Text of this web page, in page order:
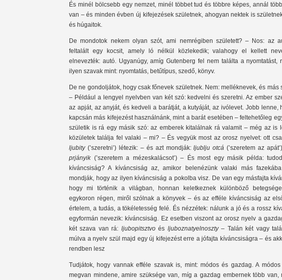
És minél bölcsebb egy nemzet, minél többet tud és többre képes, annál
van – és minden évben új kifejezések születnek, ahogyan nektek is
és húgaitok.
De mondotok nekem olyan szót, ami nemrégiben született? – Nos: az
feltalált egy kocsit, amely ló nélkül közlekedik; valahogy el kellett
elnevezték: autó. Ugyanúgy, amíg Gutenberg fel nem találta a nyomtatást,
ilyen szavak mint: nyomtatás, betűtípus, szedő, könyv.
De ne gondoljátok, hogy csak főnevek születnek. Nem: melléknevek, és más
– Például a lengyel nyelvben van két szó: kedvelni és szeretni. Az ember
az apját, az anyját, és kedveli a barátját, a kutyáját, az ivólevet. Jobb lenne,
kapcsán más kifejezést használnánk, mint a barát esetében – feltehetőleg
születik is rá egy másik szó: az emberek kitalálnak rá valamit – még az is
közületek találja fel valaki – mi? – És vegyük most az orosz nyelvet: ott
ljubity(’szeretni’) létezik: – és azt mondják:ljublju otcá (’szeretem az
prjányik(’szeretem a mézeskalácsot’) – És most egy másik példa:
kíváncsiság? A kíváncsiság az, amikor belenézünk valaki más
mondják, hogy az ilyen kíváncsiság a pokolba visz. De van egy másfajta
hogy mi történik a világban, honnan keletkeznek különböző
egykoron régen, miről szólnak a könyvek – és az efféle kíváncsiság az
értelem, a tudás, a tökéletesség felé. És nézzétek: nálunk a jó és a rossz
egyformán nevezik: kíváncsiság. Ez esetben viszont az orosz nyelv a
két szava van rá: ljubopitsztvoés ljuboznatyelnoszty– Talán két vagy
múlva a nyelv szül majd egy új kifejezést erre a jófajta kíváncsiságra – és
rendben lesz
Tudjátok, hogy vannak efféle szavak is, mint: módos és gazdag. A módos
megvan mindene, amire szüksége van, míg a gazdag embernek több van,